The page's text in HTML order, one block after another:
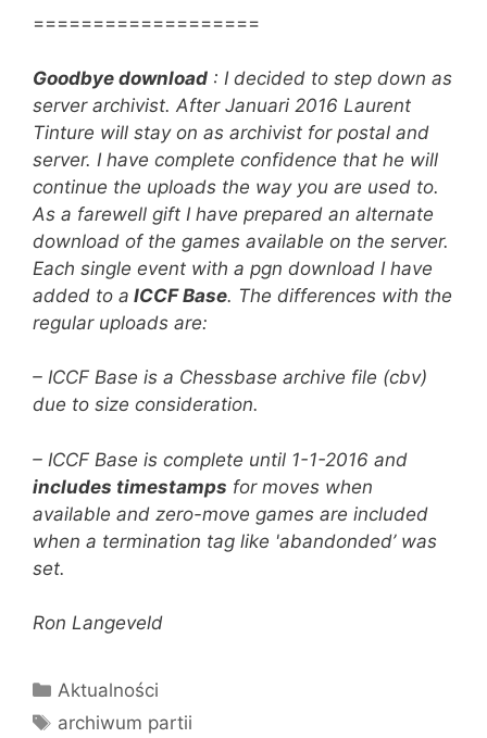
===================
Goodbye download : I decided to step down as
server archivist. After Januari 2016 Laurent
Tinture will stay on as archivist for postal and
server. I have complete confidence that he will
continue the uploads the way you are used to.
As a farewell gift I have prepared an alternate
download of the games available on the server.
Each single event with a pgn download I have
added to a ICCF Base. The differences with the
regular uploads are:
– ICCF Base is a Chessbase archive file (cbv)
due to size consideration.
– ICCF Base is complete until 1-1-2016 and
includes timestamps for moves when
available and zero-move games are included
when a termination tag like 'abandonded’ was
set.
Ron Langeveld
Kategorie
Aktualności
Tagi
archiwum partii